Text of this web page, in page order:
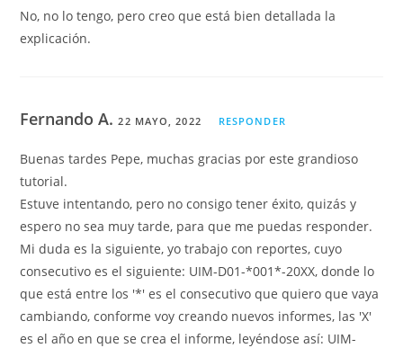
No, no lo tengo, pero creo que está bien detallada la
explicación.
Fernando A.22 MAYO, 2022 RESPONDER
Buenas tardes Pepe, muchas gracias por este grandioso
tutorial.
Estuve intentando, pero no consigo tener éxito, quizás y
espero no sea muy tarde, para que me puedas responder.
Mi duda es la siguiente, yo trabajo con reportes, cuyo
consecutivo es el siguiente: UIM-D01-*001*-20XX, donde lo
que está entre los '*' es el consecutivo que quiero que vaya
cambiando, conforme voy creando nuevos informes, las 'X'
es el año en que se crea el informe, leyéndose así: UIM-